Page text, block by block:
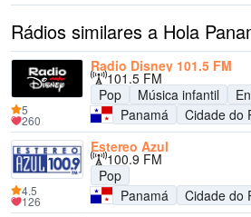
Rádios similares a Hola
Radio Disney 101.5 FM
101.5 FM
Pop
Música infantil
Panamá
Cidade do
5
260
Estereo Azul
100.9 FM
Pop
Panamá
Cidade do
4.5
126